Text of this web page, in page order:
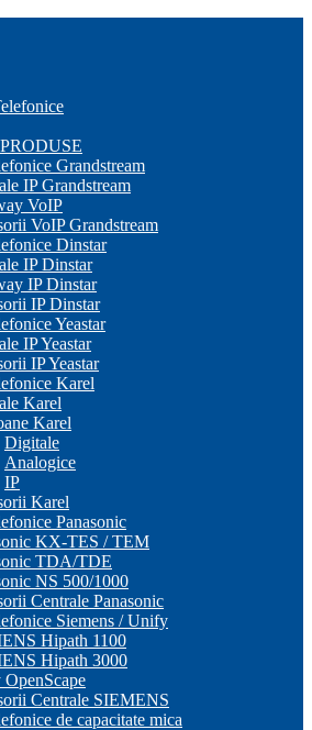
Grandstream
IP Grandstream
VoIP
VoIP Grandstream
Dinstar
IP Dinstar
IP Dinstar
IP Dinstar
Yeastar
IP Yeastar
IP Yeastar
Karel
Karel
Karel
Digitale
Analogice
IP
Karel
Panasonic
KX-TES / TEM
TDA/TDE
NS 500/1000
Centrale Panasonic
Siemens / Unify
Hipath 1100
Hipath 3000
Centrale SIEMENS
de capacitate mica